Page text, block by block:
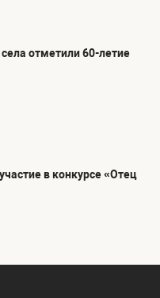
отметили 60-летие
в конкурсе «Отец